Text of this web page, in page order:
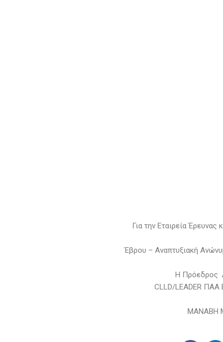
Για την Εταιρεία Έρευνας
Έβρου – Αναπτυξιακή
Η Πρόεδρος
CLLD/LEADER
ΜΑΝΑΒΗ